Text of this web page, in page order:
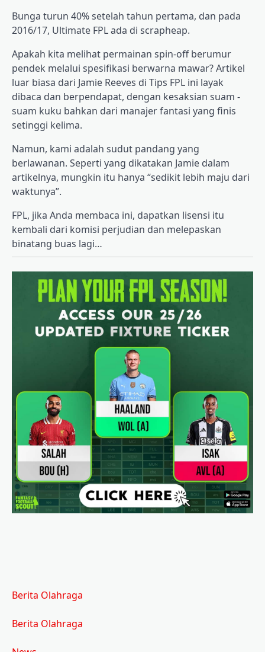
Bunga turun 40% setelah tahun pertama, dan pada
2016/17, Ultimate FPL ada di scrapheap.
Apakah kita melihat permainan spin-off berumur
pendek melalui spesifikasi berwarna mawar? Artikel
luar biasa dari Jamie Reeves di Tips FPL ini layak
dibaca dan berpendapat, dengan kesaksian suam -
suam kuku bahkan dari manajer fantasi yang finis
setinggi kelima.
Namun, kami adalah sudut pandang yang
berlawanan. Seperti yang dikatakan Jamie dalam
artikelnya, mungkin itu hanya “sedikit lebih maju dari
waktunya”.
FPL, jika Anda membaca ini, dapatkan lisensi itu
kembali dari komisi perjudian dan melepaskan
binatang buas lagi…
Berita Olahraga
Berita Olahraga